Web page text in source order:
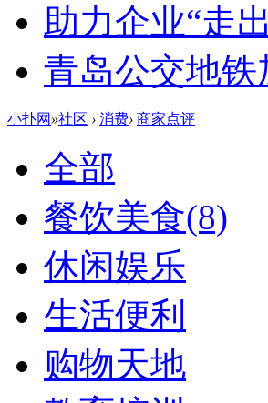
助力企业“走
青岛公交地铁
小扑网 »社区 › 消费› 商家点评
全部
餐饮美食(8)
休闲娱乐
生活便利
购物天地